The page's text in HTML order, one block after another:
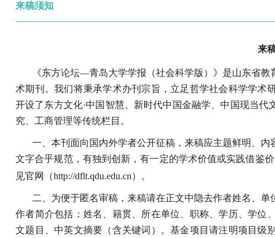
来稿须知
来
《东方论坛—青岛大学学报（社会科学版）》是山东省
术期刊。我们将秉承学术办刊宗旨，立足哲学社会科学学术
开设了东方文化·中国智慧、新时代中国金融学、中国现当
究、工商管理等传统栏目。
一、本刊面向国内外学者公开征稿，来稿应主题鲜明、
文字合乎规范，有独到创新，有一定的学术价值或实践借鉴
见官网（http://dflt.qdu.edu.cn）。
二、为便于匿名审稿，来稿请在正文中隐去作者姓名、
作者简介包括：姓名、籍贯、所在单位、职称、学历、学位
文题目、中英文摘要（含关键词）。基金项目请注明项目级